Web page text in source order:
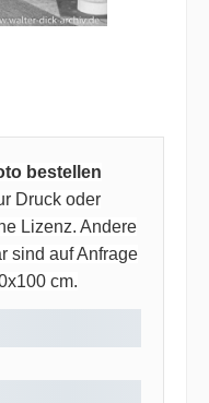
bestellen
Druck oder
Lizenz. Andere
sind auf Anfrage
cm.